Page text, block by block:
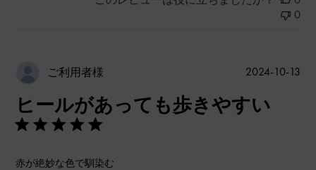
0
ご利用者様
ヒールがあっても歩きやすい
赤が絶妙な色で馴染む
公
2024-10-13